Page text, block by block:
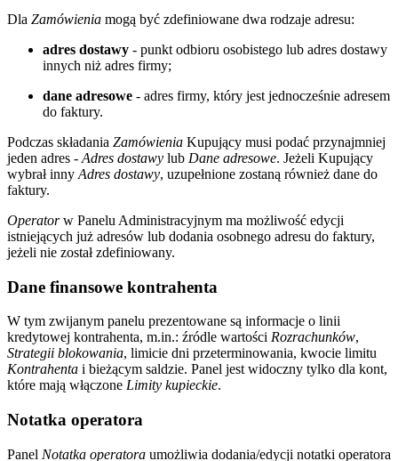
Dla Zamówienia mogą być zdefiniowane dwa rodzaje adresu:
adres dostawy - punkt odbioru osobistego lub adres dostawy
innych niż adres firmy;
dane adresowe - adres firmy, który jest jednocześnie adresem
do faktury.
Podczas składania Zamówienia Kupujący musi podać przynajmniej
jeden adres - Adres dostawy lub Dane adresowe. Jeżeli Kupujący
wybrał inny Adres dostawy, uzupełnione zostaną również dane do
faktury.
Operatorw Panelu Administracyjnym ma możliwość edycji
istniejących już adresów lub dodania osobnego adresu do faktury,
jeżeli nie został zdefiniowany.
Dane finansowe kontrahenta
W tym zwijanym panelu prezentowane są informacje o linii
kredytowej kontrahenta, m.in.: źródle wartości Rozrachunków,
Strategii blokowania, limicie dni przeterminowania, kwocie limitu
Kontrahenta i bieżącym saldzie. Panel jest widoczny tylko dla kont,
które mają włączone Limity kupieckie.
Notatka operatora
Panel Notatka operatora umożliwia dodania/edycji notatki operatora